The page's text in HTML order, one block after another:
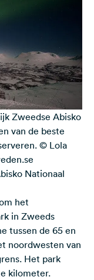
Zweedse Abisko
van de beste
© Lola
Nationaal
het
in Zweeds
tussen de 65 en
noordwesten van
Het park
kilometer.